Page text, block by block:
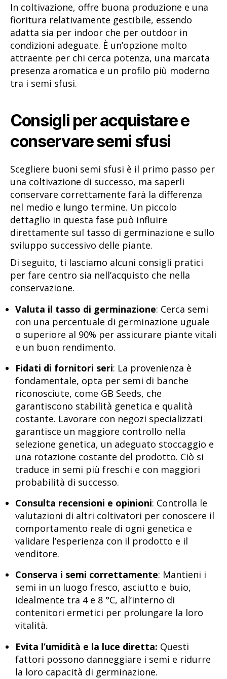
In coltivazione, offre buona produzione e una
fioritura relativamente gestibile, essendo
adatta sia per indoor che per outdoor in
condizioni adeguate. È un’opzione molto
attraente per chi cerca potenza, una marcata
presenza aromatica e un profilo più moderno
tra i semi sfusi.
Consigli per acquistare e
conservare semi sfusi
Scegliere buoni semi sfusi è il primo passo per
una coltivazione di successo, ma saperli
conservare correttamente farà la differenza
nel medio e lungo termine. Un piccolo
dettaglio in questa fase può influire
direttamente sul tasso di germinazione e sullo
sviluppo successivo delle piante.
Di seguito, ti lasciamo alcuni consigli pratici
per fare centro sia nell’acquisto che nella
conservazione.
Valuta il tasso di germinazione: Cerca semi
con una percentuale di germinazione uguale
o superiore al 90% per assicurare piante vitali
e un buon rendimento.
Fidati di fornitori seri: La provenienza è
fondamentale, opta per semi di banche
riconosciute, come GB Seeds, che
garantiscono stabilità genetica e qualità
costante. Lavorare con negozi specializzati
garantisce un maggiore controllo nella
selezione genetica, un adeguato stoccaggio e
una rotazione costante del prodotto. Ciò si
traduce in semi più freschi e con maggiori
probabilità di successo.
Consulta recensioni e opinioni: Controlla le
valutazioni di altri coltivatori per conoscere il
comportamento reale di ogni genetica e
validare l’esperienza con il prodotto e il
venditore.
Conserva i semi correttamente: Mantieni i
semi in un luogo fresco, asciutto e buio,
idealmente tra 4 e 8 °C, all’interno di
contenitori ermetici per prolungare la loro
vitalità.
Evita l’umidità e la luce diretta: Questi
fattori possono danneggiare i semi e ridurre
la loro capacità di germinazione.